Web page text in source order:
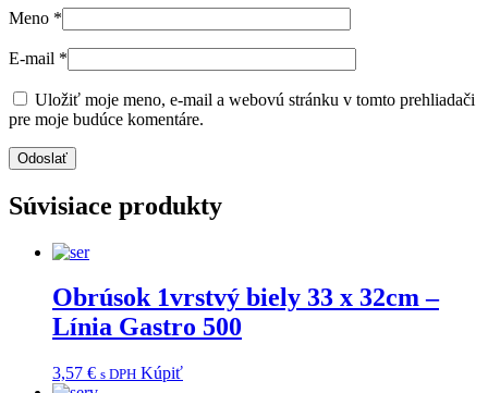
Meno *
E-mail *
Uložiť moje meno, e-mail a webovú stránku v tomto prehliadači
pre moje budúce komentáre.
Súvisiace produkty
Obrúsok 1vrstvý biely 33 x 32cm –
Línia Gastro 500
3,57 € s DPH Kúpiť